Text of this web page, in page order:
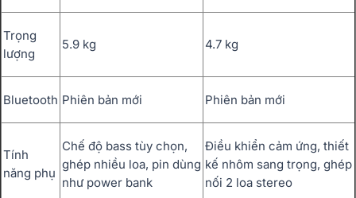
Trọng
lượng
5.9 kg 4.7 kg
Bluetooth Phiên bản mới Phiên bản mới
Tính
năng phụ
Chế độ bass tùy chọn,
ghép nhiều loa, pin dùng
như power bank
Điều khiển cảm ứng, thiết
kế nhôm sang trọng, ghép
nối 2 loa stereo